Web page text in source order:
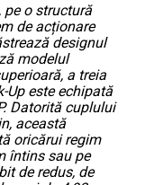
pe o structură
de acționare
designul
modelul
a treia
Up este echipată
Datorită cuplului
această
oricărui regim
întins sau pe
de redus, de